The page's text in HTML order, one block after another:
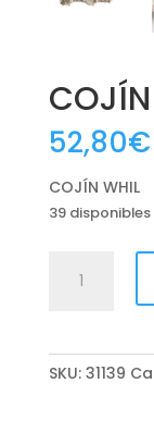
52,80€
COJÍN WHIL
39 disponibles
WHIL
SKU: 31139